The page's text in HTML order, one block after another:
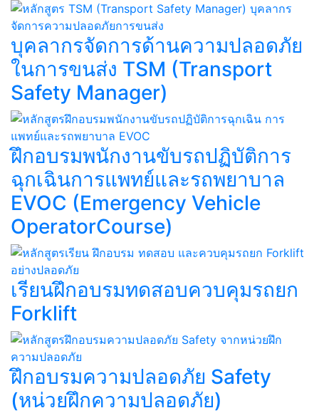
บุคลากรจัดการด้านความปลอดภัย
ในการขนส่ง TSM (Transport
Safety Manager)
ฝึกอบรมพนักงานขับรถปฏิบัติการ
ฉุกเฉินการแพทย์และรถพยาบาล
EVOC (Emergency Vehicle
OperatorCourse)
เรียนฝึกอบรมทดสอบควบคุมรถยก
Forklift​
ฝึกอบรมความปลอดภัย Safety
(หน่วยฝึกความปลอดภัย)